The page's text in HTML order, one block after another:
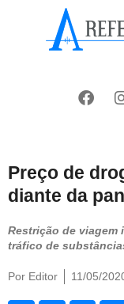
Preço de
diante da
Restrição de viagem
tráfico de
Por Editor 11/05/